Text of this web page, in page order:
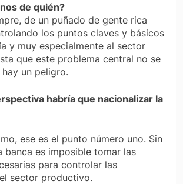
de quién?
de un puñado de gente rica
los puntos claves y básicos
y muy especialmente al sector
que este problema central no se
un peligro.
habría que nacionalizar la
ese es el punto número uno. Sin
banca es imposible tomar las
para controlar las
sector productivo.